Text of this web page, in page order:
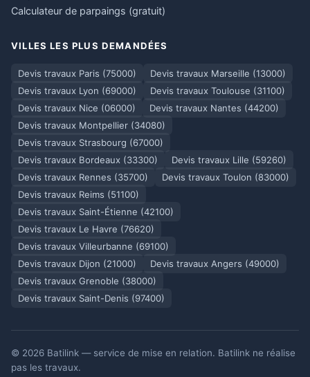
Calculateur de parpaings (gratuit)
VILLES LES PLUS DEMANDÉES
Devis travaux Paris (75000)
Devis travaux Marseille (13000)
Devis travaux Lyon (69000)
Devis travaux Toulouse (31100)
Devis travaux Nice (06000)
Devis travaux Nantes (44200)
Devis travaux Montpellier (34080)
Devis travaux Strasbourg (67000)
Devis travaux Bordeaux (33300)
Devis travaux Lille (59260)
Devis travaux Rennes (35700)
Devis travaux Toulon (83000)
Devis travaux Reims (51100)
Devis travaux Saint-Étienne (42100)
Devis travaux Le Havre (76620)
Devis travaux Villeurbanne (69100)
Devis travaux Dijon (21000)
Devis travaux Angers (49000)
Devis travaux Grenoble (38000)
Devis travaux Saint-Denis (97400)
© 2026 Batilink — service de mise en relation. Batilink ne réalise
pas les travaux.